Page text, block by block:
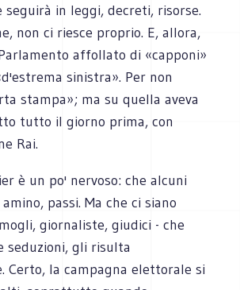
seguirà in leggi, decreti, risorse.
non ci riesce proprio. E, allora,
affollato di «capponi»
sinistra». Per non
stampa»; ma su quella aveva
tutto il giorno prima, con
Rai.
è un po' nervoso: che alcuni
passi. Ma che ci siano
giornaliste, giudici - che
seduzioni, gli risulta
Certo, la campagna elettorale si